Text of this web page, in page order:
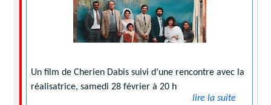
Un film de Cherien Dabis suivi d’une rencontre avec la
réalisatrice, samedi 28 février à 20 h
lire la suite